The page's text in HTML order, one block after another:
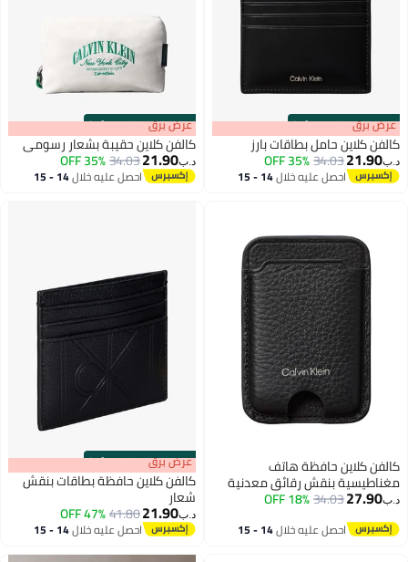
14 - 15
00m:00s
·
100% Left عرض برق
كالفن كلاين حقيبة بشعار رسومي
د.ب‏21.90
34.03
احصل عليه خلال 14 - 15
14 - 15
00m:00s
·
100% Left عرض برق
كالفن كلاين حافظة بطاقات بنقش
شعار
21.90
احصل عليه خلال 14 - 15